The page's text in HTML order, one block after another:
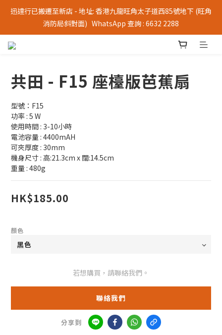
迅達行已搬遷至新店 - 地址: 香港九龍旺角太子道西85號地下 (旺角
消防局斜對面)   WhatsApp 查詢 : 6632 2288
共田 - F15 座檯版芭蕉扇
型號：F15
功率 : 5 W
使用時間 : 3-10小時
電池容量 : 4400mAH
可夾厚度 : 30mm
機身尺寸 : 高:21.3cm x 闊:14.5cm
重量 : 480g
HK$185.00
顏色
若想購買，請聯絡我們。
聯絡我們
分享到